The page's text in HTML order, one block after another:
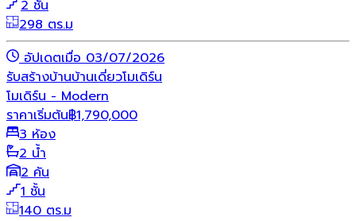
2 ชั้น
298 ตร.ม
อัปเดตเมื่อ 03/07/2026
รับสร้างบ้านบ้านเดี่ยวโมเดิร์น
โมเดิร์น - Modern
ราคาเริ่มต้น฿1,790,000
3 ห้อง
2 น้ำ
2 คัน
1 ชั้น
140 ตร.ม